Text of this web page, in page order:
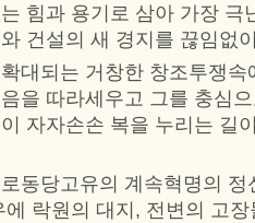
힘과 용기로 삼아 가장 극
건설의 새 경지를 끊임없
대되는 거창한 창조투쟁
을 따라세우고 그를 충심
자자손손 복을 누리는 길
동당고유의 계속혁명의
에 락원의 대지, 전변의 고